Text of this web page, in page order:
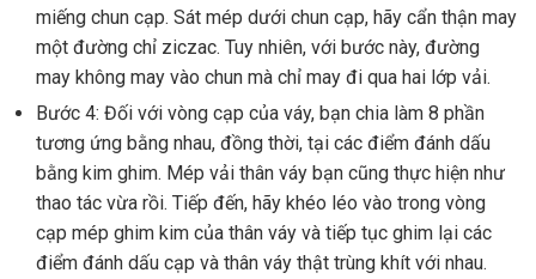
miếng chun cạp. Sát mép dưới chun cạp, hãy cẩn thận may
một đường chỉ ziczac. Tuy nhiên, với bước này, đường
may không may vào chun mà chỉ may đi qua hai lớp vải.
Bước 4: Đối với vòng cạp của váy, bạn chia làm 8 phần
tương ứng bằng nhau, đồng thời, tại các điểm đánh dấu
bằng kim ghim. Mép vải thân váy bạn cũng thực hiện như
thao tác vừa rồi. Tiếp đến, hãy khéo léo vào trong vòng
cạp mép ghim kim của thân váy và tiếp tục ghim lại các
điểm đánh dấu cạp và thân váy thật trùng khít với nhau.